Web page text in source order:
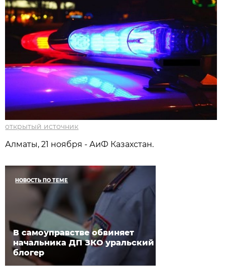
открытый источник
Алматы, 21 ноября - АиФ Казахстан.
НОВОСТЬ ПО ТЕМЕ
В самоуправстве обвиняет
начальника ДП ЗКО уральский
блогер